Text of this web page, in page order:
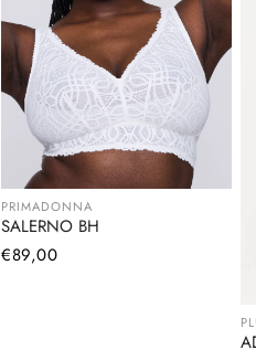
PRIMADONNA
SALERNO BH
Normaler
€89,00